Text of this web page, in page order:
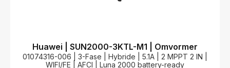
Huawei | SUN2000-3KTL-M1 | Omvormer
01074316-006 | 3-Fase | Hybride | 5.1A | 2 MPPT 2 IN |
WIFI/FE | AFCI | Luna 2000 battery-ready